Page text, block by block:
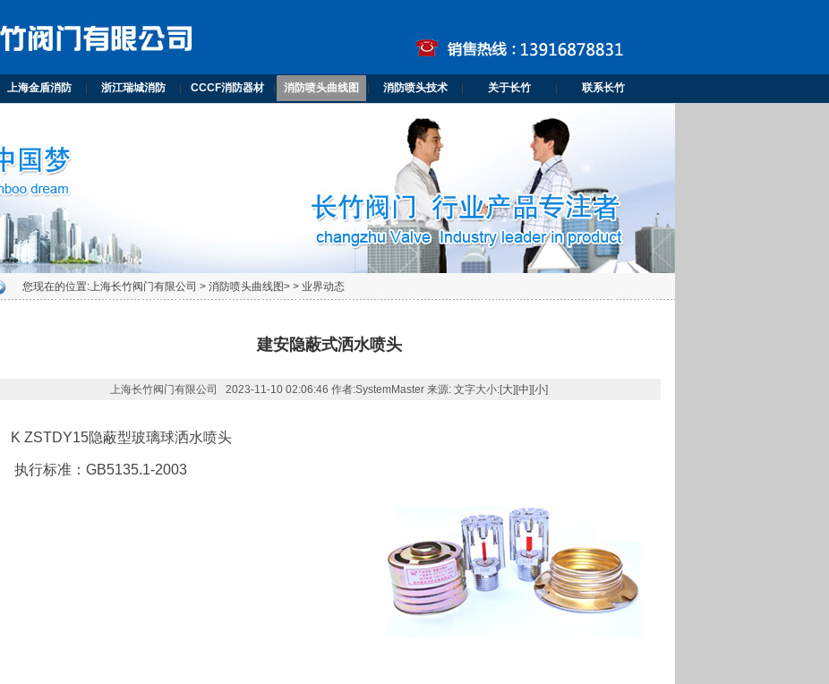
上海金盾消防 浙江瑞城消防 CCCF消防器材 消防喷头曲线图 消防喷头技术 关于长竹 联系长竹
您现在的位置:上海长竹阀门有限公司 > 消防喷头曲线图> > 业界动态
建安隐蔽式洒水喷头
上海长竹阀门有限公司 2023-11-10 02:06:46 作者:SystemMaster 来源: 文字大小:[大][中][小]
K ZSTDY15隐蔽型玻璃球洒水喷头
执行标准：GB5135.1-2003